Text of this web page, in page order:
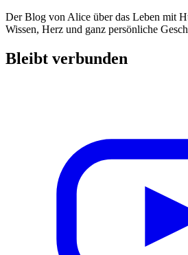
Der Blog von Alice über das Leben mit
Wissen, Herz und ganz persönliche
Bleibt verbunden